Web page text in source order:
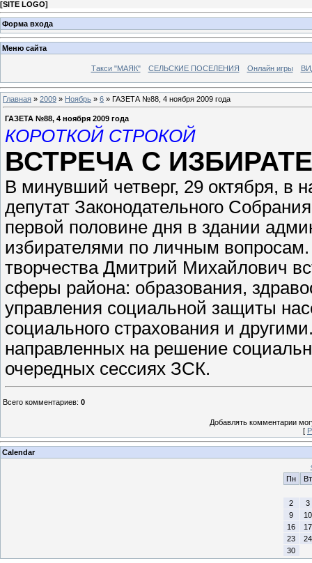
[SITE LOGO]
Форма входа
Меню сайта
Такси "МАЯК" СЕЛЬСКИЕ ПОСЕЛЕНИЯ Онлайн игры
Главная » 2009 » Ноябрь » 6 » ГАЗЕТА №88, 4 ноября 2009 года
ГАЗЕТА №88, 4 ноября 2009 года
КОРОТКОЙ СТРОКОЙ
ВСТРЕЧА С
В минувший четверг, 29 октября,
депутат Законодательного
первой половине дня в здании
избирателями по личным
творчества Дмитрий Михайлович
сферы района: образования,
управления социальной защиты
социального страхования и
направленных на решение
очередных сессиях ЗСК.
Всего комментариев: 0
Добавлять комментарии
[
Calendar
Пн
Вт
2
3
9
10
16
17
23
24
30